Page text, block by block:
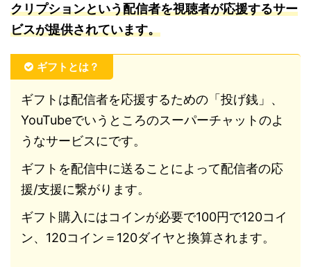
クリプションという配信者を視聴者が応援するサー
ビスが提供されています。
ギフトとは？
ギフトは配信者を応援するための「投げ銭」、
YouTubeでいうところのスーパーチャットのよ
うなサービスにです。
ギフトを配信中に送ることによって配信者の応
援/支援に繋がります。
ギフト購入にはコインが必要で100円で120コイ
ン、120コイン＝120ダイヤと換算されます。